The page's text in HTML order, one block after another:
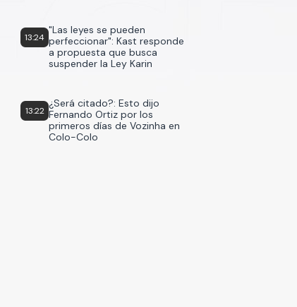
13:24
"Las leyes se pueden
perfeccionar": Kast responde
a propuesta que busca
suspender la Ley Karin
13:22
¿Será citado?: Esto dijo
Fernando Ortiz por los
primeros días de Vozinha en
Colo-Colo